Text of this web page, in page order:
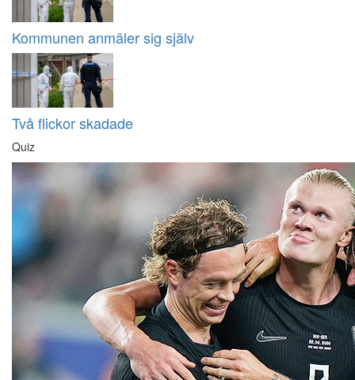
Kommunen anmäler sig själv
Två flickor skadade
Quiz